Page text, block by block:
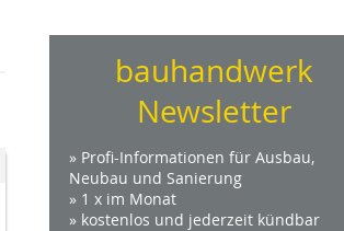
bauhandwerk
Newsletter
» Profi-Informationen für Ausbau,
Neubau und Sanierung
» 1 x im Monat
» kostenlos und jederzeit kündbar